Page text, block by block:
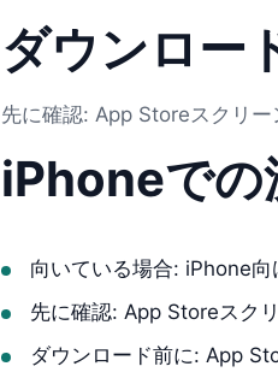
ダウンロー
先に確認: App Storeスクリ
iPhoneでの
向いている場合: iPhone向
先に確認: App Storeスク
ダウンロード前に: App